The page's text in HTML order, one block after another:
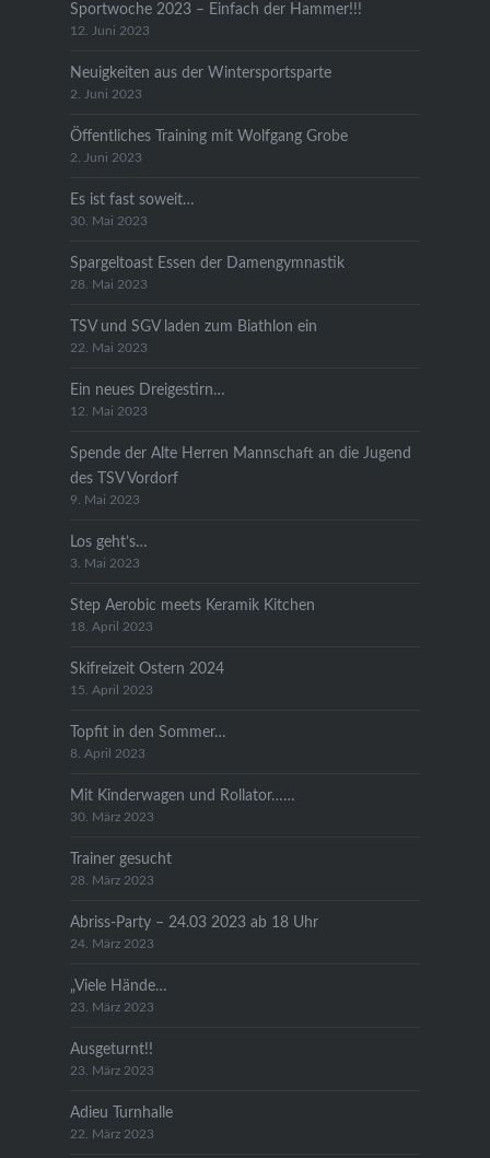
Sportwoche 2023 – Einfach der Hammer!!!
12. Juni 2023
Neuigkeiten aus der Wintersportsparte
2. Juni 2023
Öffentliches Training mit Wolfgang Grobe
2. Juni 2023
Es ist fast soweit…
30. Mai 2023
Spargeltoast Essen der Damengymnastik
28. Mai 2023
TSV und SGV laden zum Biathlon ein
22. Mai 2023
Ein neues Dreigestirn…
12. Mai 2023
Spende der Alte Herren Mannschaft an die Jugend
des TSV Vordorf
9. Mai 2023
Los geht’s…
3. Mai 2023
Step Aerobic meets Keramik Kitchen
18. April 2023
Skifreizeit Ostern 2024
15. April 2023
Topfit in den Sommer…
8. April 2023
Mit Kinderwagen und Rollator……
30. März 2023
Trainer gesucht
28. März 2023
Abriss-Party – 24.03 2023 ab 18 Uhr
24. März 2023
„Viele Hände…
23. März 2023
Ausgeturnt!!
23. März 2023
Adieu Turnhalle
22. März 2023